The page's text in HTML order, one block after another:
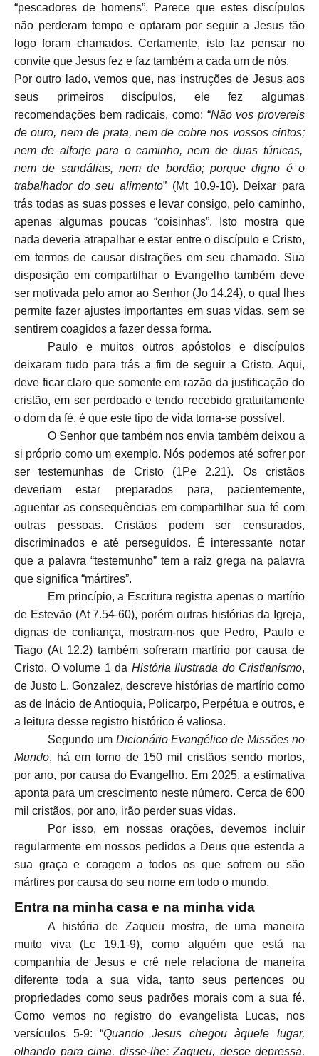
“pescadores de homens”. Parece que estes discípulos
não perderam tempo e optaram por seguir a Jesus tão
logo foram chamados. Certamente, isto faz pensar no
convite que Jesus fez e faz também a cada um de nós.
Por outro lado, vemos que, nas instruções de Jesus aos
seus primeiros discípulos, ele fez algumas
recomendações bem radicais, como: “Não vos provereis
de ouro, nem de prata, nem de cobre nos vossos cintos;
nem de alforje para o caminho, nem de duas túnicas,
nem de sandálias, nem de bordão; porque digno é o
trabalhador do seu alimento” (Mt 10.9-10). Deixar para
trás todas as suas posses e levar consigo, pelo caminho,
apenas algumas poucas “coisinhas”. Isto mostra que
nada deveria atrapalhar e estar entre o discípulo e Cristo,
em termos de causar distrações em seu chamado. Sua
disposição em compartilhar o Evangelho também deve
ser motivada pelo amor ao Senhor (Jo 14.24), o qual lhes
permite fazer ajustes importantes em suas vidas, sem se
sentirem coagidos a fazer dessa forma.
Paulo e muitos outros apóstolos e discípulos
deixaram tudo para trás a fim de seguir a Cristo. Aqui,
deve ficar claro que somente em razão da justificação do
cristão, em ser perdoado e tendo recebido gratuitamente
o dom da fé, é que este tipo de vida torna-se possível.
O Senhor que também nos envia também deixou a
si próprio como um exemplo. Nós podemos até sofrer por
ser testemunhas de Cristo (1Pe 2.21). Os cristãos
deveriam estar preparados para, pacientemente,
aguentar as consequências em compartilhar sua fé com
outras pessoas. Cristãos podem ser censurados,
discriminados e até perseguidos. É interessante notar
que a palavra “testemunho” tem a raiz grega na palavra
que significa “mártires”.
Em princípio, a Escritura registra apenas o martírio
de Estevão (At 7.54-60), porém outras histórias da Igreja,
dignas de confiança, mostram-nos que Pedro, Paulo e
Tiago (At 12.2) também sofreram martírio por causa de
Cristo. O volume 1 da História Ilustrada do Cristianismo,
de Justo L. Gonzalez, descreve histórias de martírio como
as de Inácio de Antioquia, Policarpo, Perpétua e outros, e
a leitura desse registro histórico é valiosa.
Segundo um Dicionário Evangélico de Missões no
Mundo, há em torno de 150 mil cristãos sendo mortos,
por ano, por causa do Evangelho. Em 2025, a estimativa
aponta para um crescimento neste número. Cerca de 600
mil cristãos, por ano, irão perder suas vidas.
Por isso, em nossas orações, devemos incluir
regularmente em nossos pedidos a Deus que estenda a
sua graça e coragem a todos os que sofrem ou são
mártires por causa do seu nome em todo o mundo.
Entra na minha casa e na minha vida
A história de Zaqueu mostra, de uma maneira
muito viva (Lc 19.1-9), como alguém que está na
companhia de Jesus e crê nele relaciona de maneira
diferente toda a sua vida, tanto seus pertences ou
propriedades como seus padrões morais com a sua fé.
Como vemos no registro do evangelista Lucas, nos
versículos 5-9:“Quando Jesus chegou àquele lugar,
olhando para cima, disse-lhe: Zaqueu, desce depressa,